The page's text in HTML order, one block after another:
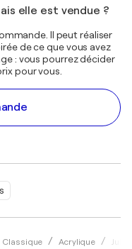
Classique Acrylique
elle est vendue ?
Il peut réaliser
de ce que vous avez
: vous pourrez décider
pour vous.